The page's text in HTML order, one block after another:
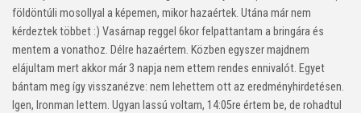
földöntúli mosollyal a képemen, mikor hazaértek. Utána már nem
kérdeztek többet :) Vasárnap reggel 6kor felpattantam a bringára és
mentem a vonathoz. Délre hazaértem. Közben egyszer majdnem
elájultam mert akkor már 3 napja nem ettem rendes ennivalót. Egyet
bántam meg így visszanézve: nem lehettem ott az eredményhirdetésen.
Igen, Ironman lettem. Ugyan lassú voltam, 14:05re értem be, de rohadtul